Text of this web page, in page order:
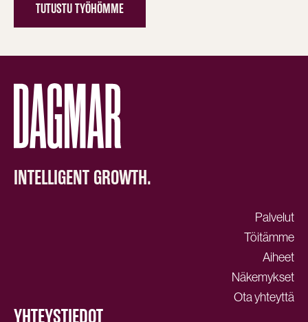
TUTUSTU TYÖHÖMME
INTELLIGENT GROWTH.
Palvelut
Töitämme
Aiheet
Näkemykset
Ota yhteyttä
YHTEYSTIEDOT